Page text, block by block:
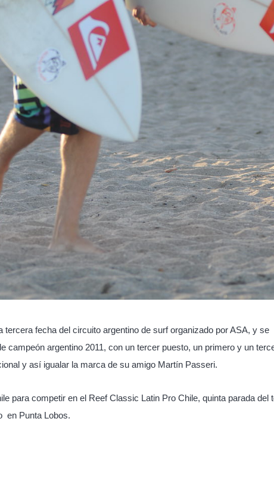
tercera fecha del circuito argentino de surf organizado por ASA, y se
campeón argentino 2011, con un tercer puesto, un primero y un
y así igualar la marca de su amigo Martín Passeri.
para competir en el Reef Classic Latin Pro Chile, quinta parada del
en Punta Lobos.